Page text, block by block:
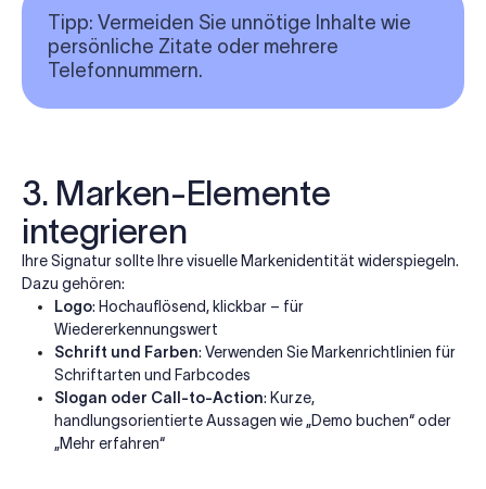
Tipp: Vermeiden Sie unnötige Inhalte wie
persönliche Zitate oder mehrere
Telefonnummern.
3. Marken-Elemente
integrieren
Ihre Signatur sollte Ihre visuelle Markenidentität widerspiegeln.
Dazu gehören:
Logo: Hochauflösend, klickbar – für
Wiedererkennungswert
Schrift und Farben: Verwenden Sie Markenrichtlinien für
Schriftarten und Farbcodes
Slogan oder Call-to-Action: Kurze,
handlungsorientierte Aussagen wie „Demo buchen“ oder
„Mehr erfahren“